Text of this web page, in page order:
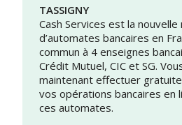
TASSIGNY
Cash Services est la
d’automates bancaires en
commun à 4 enseignes
Crédit Mutuel, CIC et SG.
maintenant effectuer
vos opérations bancaires en
ces automates.